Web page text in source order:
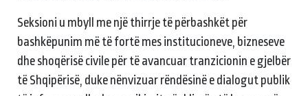
Seksioni u mbyll me një thirrje të përbashkët për
bashkëpunim më të fortë mes institucioneve, bizneseve
dhe shoqërisë civile për të avancuar tranzicionin e gjelbër
të Shqipërisë, duke nënvizuar rëndësinë e dialogut publik